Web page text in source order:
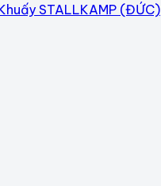
STALLKAMP (ĐỨC)